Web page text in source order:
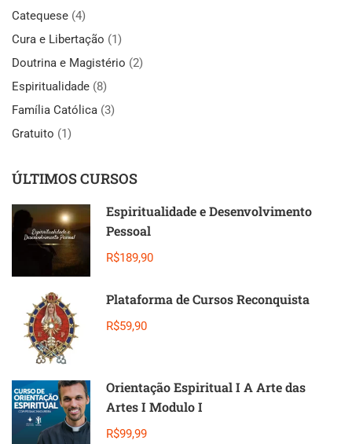
Catequese (4)
Cura e Libertação (1)
Doutrina e Magistério (2)
Espiritualidade (8)
Família Católica (3)
Gratuito (1)
ÚLTIMOS CURSOS
Espiritualidade e Desenvolvimento
Pessoal
R$189,90
Plataforma de Cursos Reconquista
R$59,90
Orientação Espiritual I A Arte das
Artes I Modulo I
R$99,99